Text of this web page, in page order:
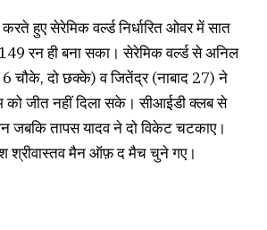
हुए सेरेमिक वर्ल्ड निर्धारित ओवर में सात
रन ही बना सका। सेरेमिक वर्ल्ड से अनिल
चौके, दो छक्के) व जितेंद्र (नाबाद 27) ने
को जीत नहीं दिला सके। सीआईडी क्लब से
जबकि तापस यादव ने दो विकेट चटकाए।
श्रीवास्तव मैन ऑफ़ द मैच चुने गए।